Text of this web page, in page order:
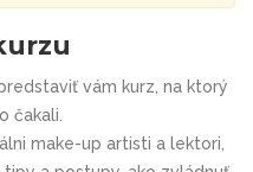
vám kurz, na ktorý
čakali.
make-up artisti a lektori,